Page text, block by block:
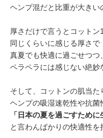
ヘンプ混だと比重が大きい
厚さだけで言うとコットン
同じくらいに感じる厚さで
真夏でも快適に過ごせつつ、
ペラペラには感じない絶妙
そして、コットンの肌当た
ヘンプの吸湿速乾性や抗菌
「日本の夏を過ごすために
と言わんばかりの快適性を